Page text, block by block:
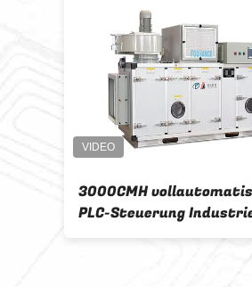
Kundengebundenes
trocknendes Rotor-
Trockenmittel für Softgel-